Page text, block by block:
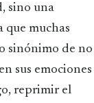
sino una
que muchas
sinónimo de no
sus emociones
reprimir el